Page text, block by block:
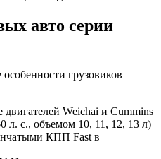
авто серии
грузовиков
двигателей Weichai и Cummins
л. с., объемом 10, 11, 12, 13 л)
КПП Fast в